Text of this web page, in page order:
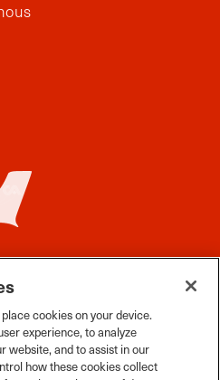
cookies on your device.
experience, to analyze
website, and to assist in our
how these cookies collect